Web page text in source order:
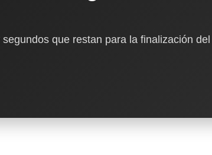
que restan para la finalización del